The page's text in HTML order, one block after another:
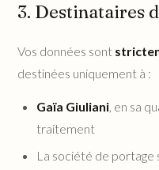
3. Destinataires
Vos données sont
destinées uniquement à :
Gaïa Giuliani, en sa
traitement
La société de portage